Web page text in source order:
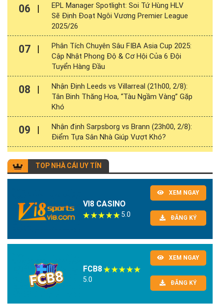
06
EPL Manager Spotlight: Soi Tứ Hùng HLV
Sẽ Định Đoạt Ngôi Vương Premier League
2025/26
07
Phân Tích Chuyên Sâu FIBA Asia Cup 2025:
Cập Nhật Phong Độ & Cơ Hội Của 6 Đội
Tuyển Hàng Đầu
08
Nhận Định Leeds vs Villarreal (21h00, 2/8):
Tân Binh Thăng Hoa, “Tàu Ngầm Vàng” Gặp
Khó
09
Nhận định Sarpsborg vs Brann (23h00, 2/8):
Điểm Tựa Sân Nhà Giúp Vượt Khó?
TOP NHÀ CÁI UY TÍN
VI8 CASINO
5.0
XEM NGAY
ĐĂNG KÝ
FCB8
5.0
XEM NGAY
ĐĂNG KÝ